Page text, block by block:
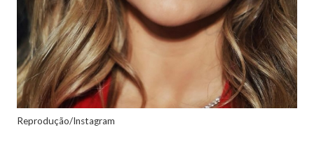
Reprodução/Instagram